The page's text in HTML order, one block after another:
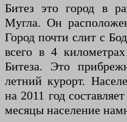
Битез это город в
Мугла. Он
Город почти слит с
всего в 4
Битеза. Это
летний курорт.
на 2011 год
месяцы население